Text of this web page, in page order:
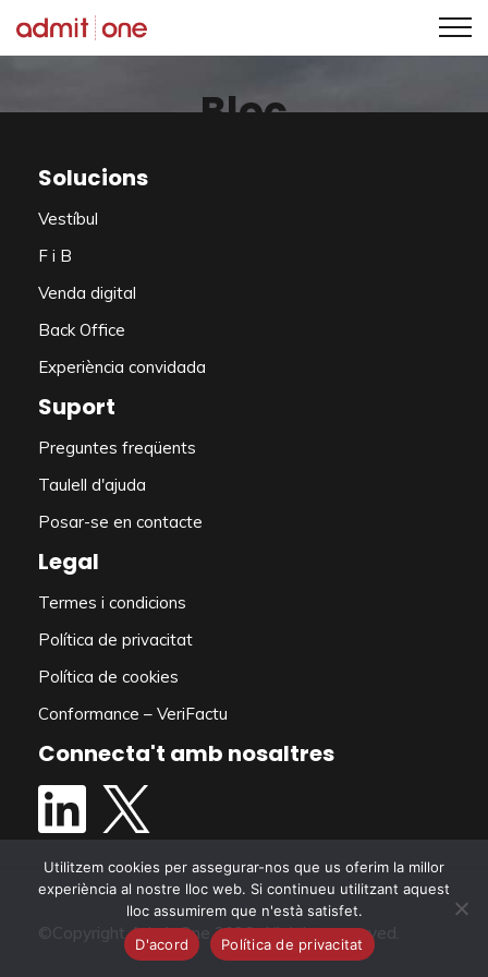
Saltar
contingut
Bloc
Notícies
S'ha implementat el
sistema de devolució de
dipòsits de la República
d'Irlanda
1 de febrer de 2024
In Republic of Ireland, the Deposit Return
Scheme (DRS) comes into effect February 1st,
2024...
Llegeix més
Solucions
Vestíbul
F i B
Venda digital
Back Office
Experiència convidada
Suport
Preguntes freqüents
Taulell d'ajuda
Posar-se en contacte
Legal
Termes i condicions
Política de privacitat
Política de cookies
Conformance – VeriFactu
Connecta't amb nosaltres
©Copyright Admit One 2026. All rights reserved.
Utilitzem cookies per assegurar-nos que us oferim la millor
experiència al nostre lloc web. Si continueu utilitzant aquest
lloc assumirem que n'està satisfet.
D'acord
Política de privacitat